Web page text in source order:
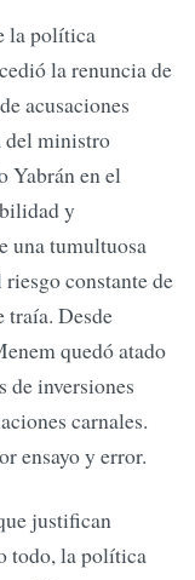
la política
la renuncia de
acusaciones
del ministro
Yabrán en el
y
una tumultuosa
constante de
traía. Desde
quedó atado
de inversiones
carnales.
ensayo y error.
justifican
todo, la política